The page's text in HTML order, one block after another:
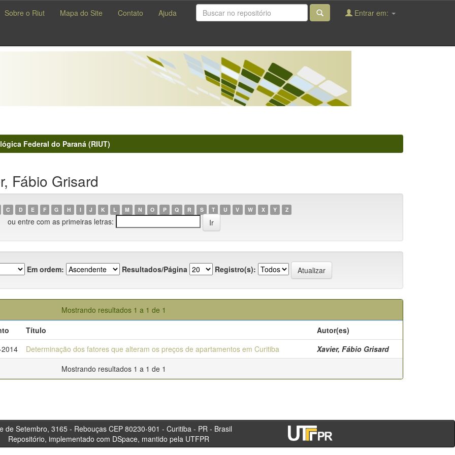
Sobre o Riut Mapa do Site Contato Ajuda Entrar em:
Federal do Paraná (RIUT)
Fábio Grisard
C D E F G H I J K L M N O P Q R S T U V W X Y Z
ou entre com as primeiras letras:
Em ordem: Resultados/Página Registro(s):
Mostrando resultados 1 a 1 de 1
Título
Autor(es)
Determinação dos fatores que alteram os preços de apartamentos em Curitiba
Xavier, Fábio Grisard
Mostrando resultados 1 a 1 de 1
3165 - Rebouças CEP 80230-901 - Curitiba - PR - Brasil
Repositório, implementado com DSpace, mantido pela UTFPR